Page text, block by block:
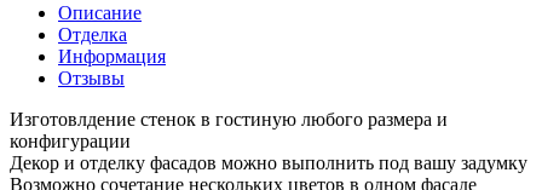
Описание
Отделка
Информация
Отзывы
Изготовлдение стенок в гостиную любого размера и
конфигурации
Декор и отделку фасадов можно выполнить под вашу задумку
Возможно сочетание нескольких цветов в одном фасаде